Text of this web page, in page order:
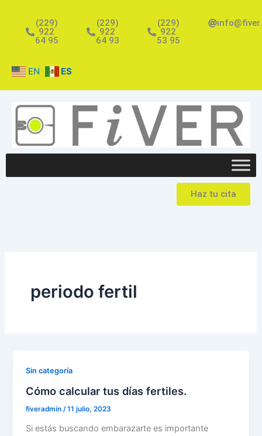
contenido
(229)
922
64 95
(229)
922
64 93
(229)
922
53 95
EN ES
Haz tu cita
periodo fertil
Sin categoría
Cómo calcular tus días fertiles.
fiveradmin/11 julio, 2023
Si estás buscando embarazarte es importante